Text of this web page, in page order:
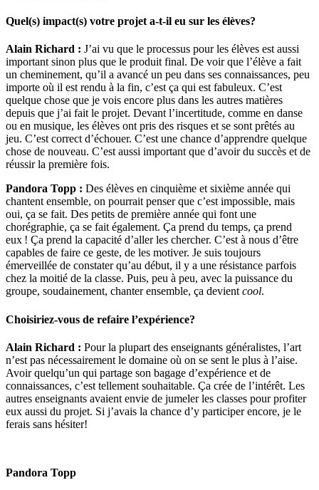
Quel(s) impact(s) votre projet a-t-il eu sur les élèves?
Alain Richard : J’ai vu que le processus pour les élèves est aussi
important sinon plus que le produit final. De voir que l’élève a fait
un cheminement, qu’il a avancé un peu dans ses connaissances, peu
importe où il est rendu à la fin, c’est ça qui est fabuleux. C’est
quelque chose que je vois encore plus dans les autres matières
depuis que j’ai fait le projet. Devant l’incertitude, comme en danse
ou en musique, les élèves ont pris des risques et se sont prêtés au
jeu. C’est correct d’échouer. C’est une chance d’apprendre quelque
chose de nouveau. C’est aussi important que d’avoir du succès et de
réussir la première fois.
Pandora Topp : Des élèves en cinquième et sixième année qui
chantent ensemble, on pourrait penser que c’est impossible, mais
oui, ça se fait. Des petits de première année qui font une
chorégraphie, ça se fait également. Ça prend du temps, ça prend
eux ! Ça prend la capacité d’aller les chercher. C’est à nous d’être
capables de faire ce geste, de les motiver. Je suis toujours
émerveillée de constater qu’au début, il y a une résistance parfois
chez la moitié de la classe. Puis, peu à peu, avec la puissance du
groupe, soudainement, chanter ensemble, ça devientcool.
Choisiriez-vous de refaire l’expérience?
Alain Richard : Pour la plupart des enseignants généralistes, l’art
n’est pas nécessairement le domaine où on se sent le plus à l’aise.
Avoir quelqu’un qui partage son bagage d’expérience et de
connaissances, c’est tellement souhaitable. Ça crée de l’intérêt. Les
autres enseignants avaient envie de jumeler les classes pour profiter
eux aussi du projet. Si j’avais la chance d’y participer encore, je le
ferais sans hésiter!
Pandora Topp